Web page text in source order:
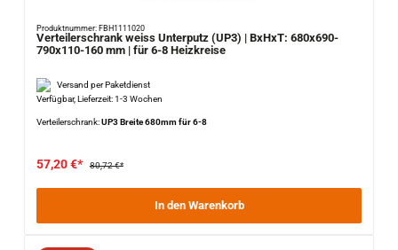
Produktnummer: FBH1111020
Verteilerschrank weiss Unterputz (UP3) | BxHxT: 680x690-
790x110-160 mm | für 6-8 Heizkreise
Versand per Paketdienst
Verfügbar, Lieferzeit: 1-3 Wochen
Verteilerschrank:UP3 Breite 680mm für 6-8
57,20 €* 80,72 €*
In den Warenkorb